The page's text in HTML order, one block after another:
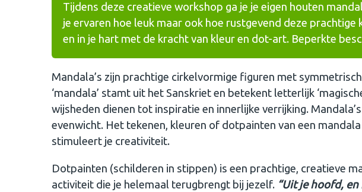
Tijdens deze creatieve workshop ga je je eigen houten
je ervaren hoe leuk maar ook hoe rustgevend deze prachtige
en in je hart met de kracht van kleur en dot-art. Beperkte
Mandala’s zijn prachtige cirkelvormige figuren met
‘mandala’ stamt uit het Sanskriet en betekent letterlijk
wijsheden dienen tot inspiratie en innerlijke verrijking.
evenwicht. Het tekenen, kleuren of dotpainten van een
stimuleert je creativiteit.
Dotpainten (schilderen in stippen) is een prachtige, creatieve
activiteit die je helemaal terugbrengt bij jezelf. “Uit je hoofd,